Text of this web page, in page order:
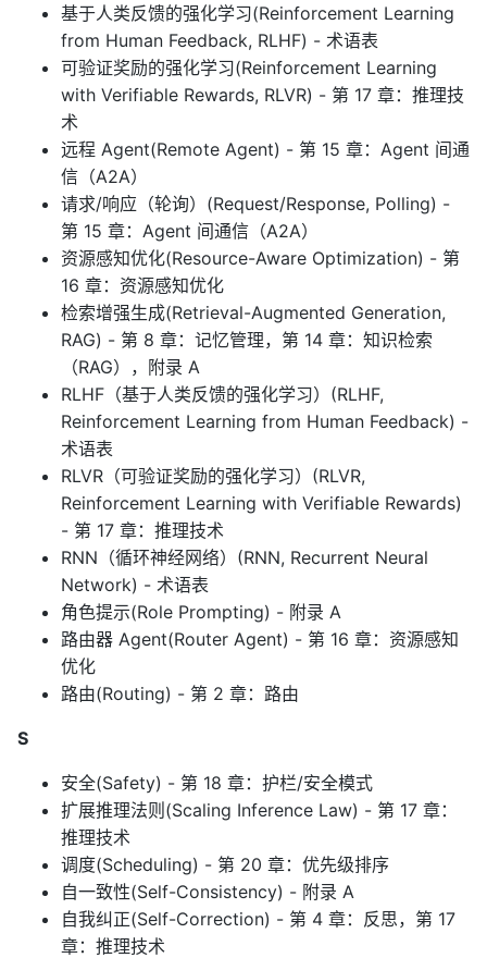
基于人类反馈的强化学习(Reinforcement Learning
from Human Feedback, RLHF) - 术语表
可验证奖励的强化学习(Reinforcement Learning
with Verifiable Rewards, RLVR) - 第 17 章：推理技
术
远程 Agent(Remote Agent) - 第 15 章：Agent 间通
信（A2A）
请求/响应（轮询）(Request/Response, Polling) -
第 15 章：Agent 间通信（A2A）
资源感知优化(Resource-Aware Optimization) - 第
16 章：资源感知优化
检索增强生成(Retrieval-Augmented Generation,
RAG) - 第 8 章：记忆管理，第 14 章：知识检索
（RAG），附录 A
RLHF（基于人类反馈的强化学习）(RLHF,
Reinforcement Learning from Human Feedback) -
术语表
RLVR（可验证奖励的强化学习）(RLVR,
Reinforcement Learning with Verifiable Rewards)
- 第 17 章：推理技术
RNN（循环神经网络）(RNN, Recurrent Neural
Network) - 术语表
角色提示(Role Prompting) - 附录 A
路由器 Agent(Router Agent) - 第 16 章：资源感知
优化
路由(Routing) - 第 2 章：路由
S
安全(Safety) - 第 18 章：护栏/安全模式
扩展推理法则(Scaling Inference Law) - 第 17 章：
推理技术
调度(Scheduling) - 第 20 章：优先级排序
自一致性(Self-Consistency) - 附录 A
自我纠正(Self-Correction) - 第 4 章：反思，第 17
章：推理技术